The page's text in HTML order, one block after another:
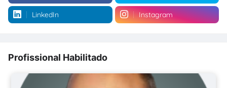
LinkedIn Instagram
Profissional Habilitado